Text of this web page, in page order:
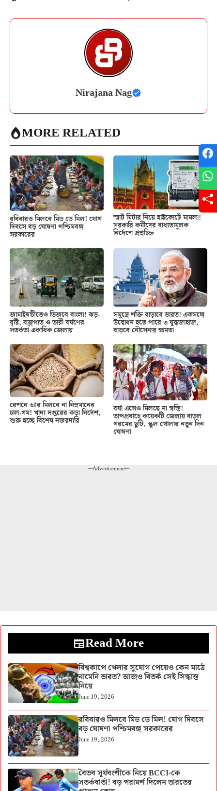
Nirajana Nag
MORE RELATED
রবিবারও মিলবে মিড ডে মিল! যোগ
দিবসে বড় ঘোষণা পশ্চিমবঙ্গ
সরকারের
স্মার্ট মিটার নিয়ে হাইকোর্টে মামলা!
সরকারি কর্মীদের বাধ্যতামূলক
নির্দেশে প্রশ্নচিহ্ন
জামাইষষ্ঠীতেও ভিজবে বাংলা! ঝড়-
বৃষ্টি, বজ্রপাত ও ভারী বর্ষণের
সতর্কতা একাধিক জেলায়
সমুদ্রে শক্তি বাড়াবে ভারত! একসঙ্গে
উদ্বোধন হতে পারে ৩ যুদ্ধজাহাজ,
বাড়বে নৌসেনার ক্ষমতা
রেশনে আর মিলবে না নিম্নমানের
চাল-গম! খাদ্য দপ্তরের কড়া নির্দেশ,
শুরু হচ্ছে বিশেষ নজরদারি
বর্ষা এসেও মিলছে না স্বস্তি!
তাপপ্রবাহে কয়েকটি জেলায় বাড়ল
গরমের ছুটি, স্কুল খোলার নতুন দিন
ঘোষণা
---Advertisement---
Read More
বিশ্বকাপে খেলার সুযোগ পেয়েও কেন মাঠে
নামেনি ভারত? আজও বিতর্ক সেই সিদ্ধান্ত
নিয়ে
June 19, 2026
রবিবারও মিলবে মিড ডে মিল! যোগ দিবসে
বড় ঘোষণা পশ্চিমবঙ্গ সরকারের
June 19, 2026
বৈভব সূর্যবংশীকে নিয়ে BCCI-কে
সতর্কবার্তা! বড় পরামর্শ দিলেন ভারতের